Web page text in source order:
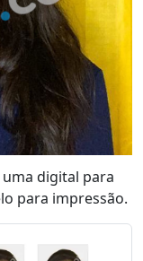
digital para
para impressão.